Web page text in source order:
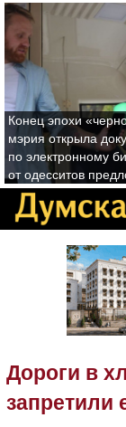
Конец эпохи
мэрия открыла
по электронному
от одесситов
Дороги в
запретили